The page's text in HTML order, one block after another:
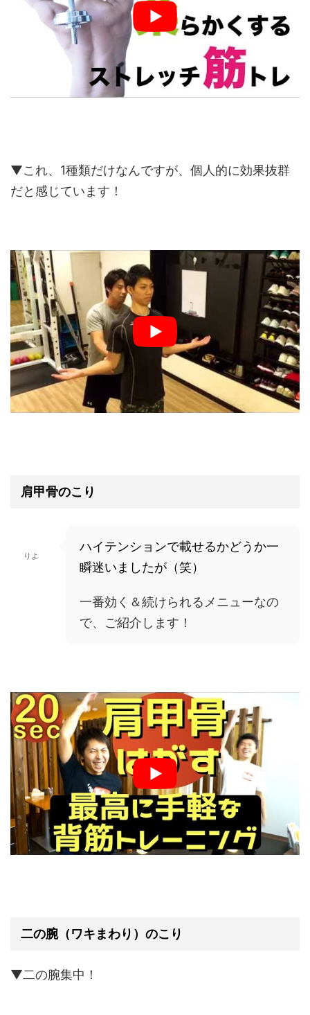
▼これ、1種類だけなんですが、個人的に効果抜群
だと感じています！
肩甲骨のこり
りよ
ハイテンションで載せるかどうか一
瞬迷いましたが（笑）
一番効く＆続けられるメニューなの
で、ご紹介します！
二の腕（ワキまわり）のこり
▼二の腕集中！